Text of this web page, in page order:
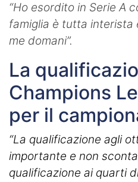
“Ho esordito in Serie A
famiglia è tutta interista
me domani”.
La
Champions
per il
“La qualificazione agli
importante e non
qualificazione ai quarti